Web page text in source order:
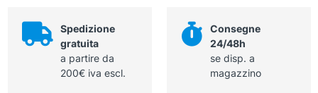
quantità
Spedizione
gratuita
a partire da
200€ iva escl.
Consegne
24/48h
se disp. a
magazzino